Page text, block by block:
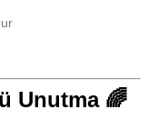
Unutma 🌈